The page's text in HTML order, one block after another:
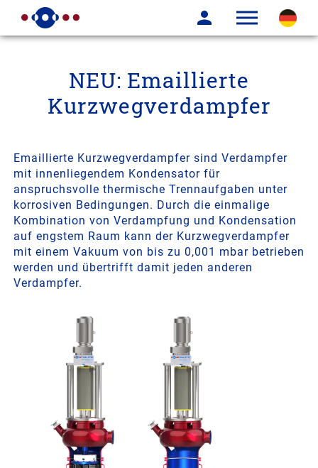
NEU: Emaillierte
Kurzwegverdampfer
Emaillierte Kurzwegverdampfer sind Verdampfer
mit innenliegendem Kondensator für
anspruchsvolle thermische Trennaufgaben unter
korrosiven Bedingungen. Durch die einmalige
Kombination von Verdampfung und Kondensation
auf engstem Raum kann der Kurzwegverdampfer
mit einem Vakuum von bis zu 0,001 mbar betrieben
werden und übertrifft damit jeden anderen
Verdampfer.